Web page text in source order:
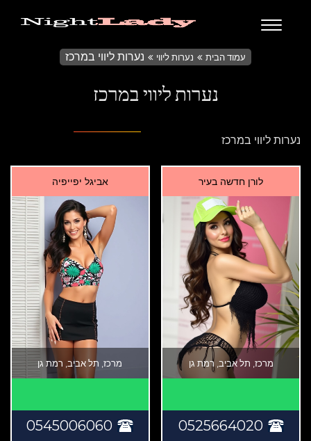
עמוד הבית נערות ליווי נערות ליווי במרכז
נערות ליווי במרכז
נערות ליווי במרכז
לורן חדשה בעיר
מרכז, תל אביב, רמת גן
0525664020
אביגל יפייפיה
מרכז, תל אביב, רמת גן
0545006060